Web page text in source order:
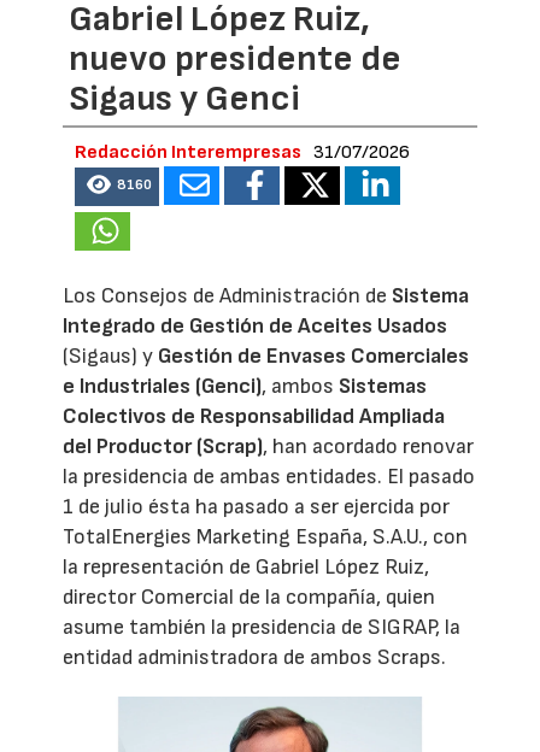
Gabriel López Ruiz,
nuevo presidente de
Sigaus y Genci
Redacción Interempresas 31/07/2026
8160
Los Consejos de Administración de Sistema
Integrado de Gestión de Aceites Usados
(Sigaus) y Gestión de Envases Comerciales
e Industriales (Genci), ambos Sistemas
Colectivos de Responsabilidad Ampliada
del Productor (Scrap), han acordado renovar
la presidencia de ambas entidades. El pasado
1 de julio ésta ha pasado a ser ejercida por
TotalEnergies Marketing España, S.A.U., con
la representación de Gabriel López Ruiz,
director Comercial de la compañía, quien
asume también la presidencia de SIGRAP, la
entidad administradora de ambos Scraps.